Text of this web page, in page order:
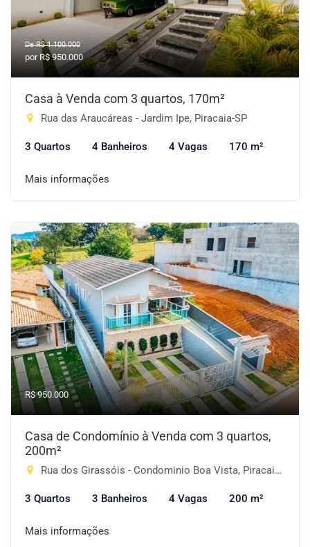
De R$ 1.100.000
por R$ 950.000
Casa à Venda com 3 quartos, 170m²
Rua das Araucáreas - Jardim Ipe, Piracaia-SP
3 Quartos 4 Banheiros 4 Vagas 170 m²
Mais informações
R$ 950.000
Casa de Condomínio à Venda com 3 quartos,
200m²
Rua dos Girassóis - Condominio Boa Vista, Piracaia-SP
3 Quartos 3 Banheiros 4 Vagas 200 m²
Mais informações